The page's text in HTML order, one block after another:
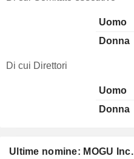
Ultime nomine: MOGU Inc.
Uomo
Donna
Di cui Direttori
Uomo
Donna